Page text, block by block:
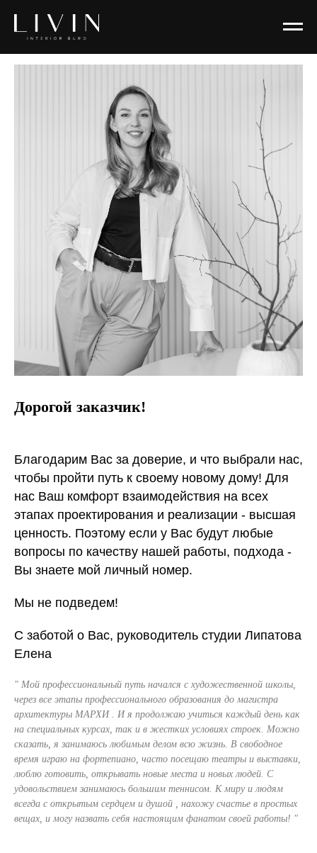
Дорогой заказчик!
Благодарим Вас за доверие, и что выбрали нас,
чтобы пройти путь к своему новому дому! Для
нас Ваш комфорт взаимодействия на всех
этапах проектирования и реализации - высшая
ценность. Поэтому если у Вас будут любые
вопросы по качеству нашей работы, подхода -
Вы знаете мой личный номер.
Мы не подведем!
С заботой о Вас, руководитель студии Липатова
Елена
" Мой профессиональный путь начался с художественной школы,
через все этапы профессионального образования до магистра
архитектуры МАРХИ . И я продолжаю учиться каждый день как
на специальных курсах, так и в жестких условиях строек. Можно
сказать, я занимаюсь любимым делом всю жизнь. В свободное
время играю на фортепиано, часто посещаю театры и выставки,
люблю готовить, открывать новые места и новых людей. С
удовольствием занимаюсь большим теннисом. К миру и людям
всегда с открытым сердцем и душой , нахожу счастье в простых
вещах, и могу назвать себя настоящим фанатом своей работы! "